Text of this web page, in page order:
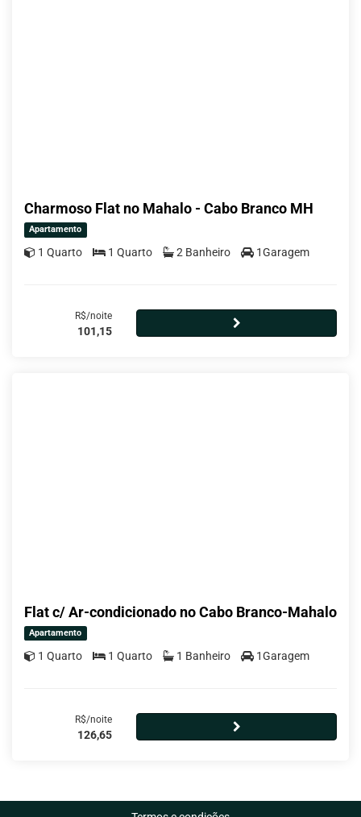
Charmoso Flat no Mahalo - Cabo Branco MH
Apartamento
1 Quarto 1 Quarto 2 Banheiro 1Garagem
R$/noite
101,15
Flat c/ Ar-condicionado no Cabo Branco-Mahalo
Apartamento
1 Quarto 1 Quarto 1 Banheiro 1Garagem
R$/noite
126,65